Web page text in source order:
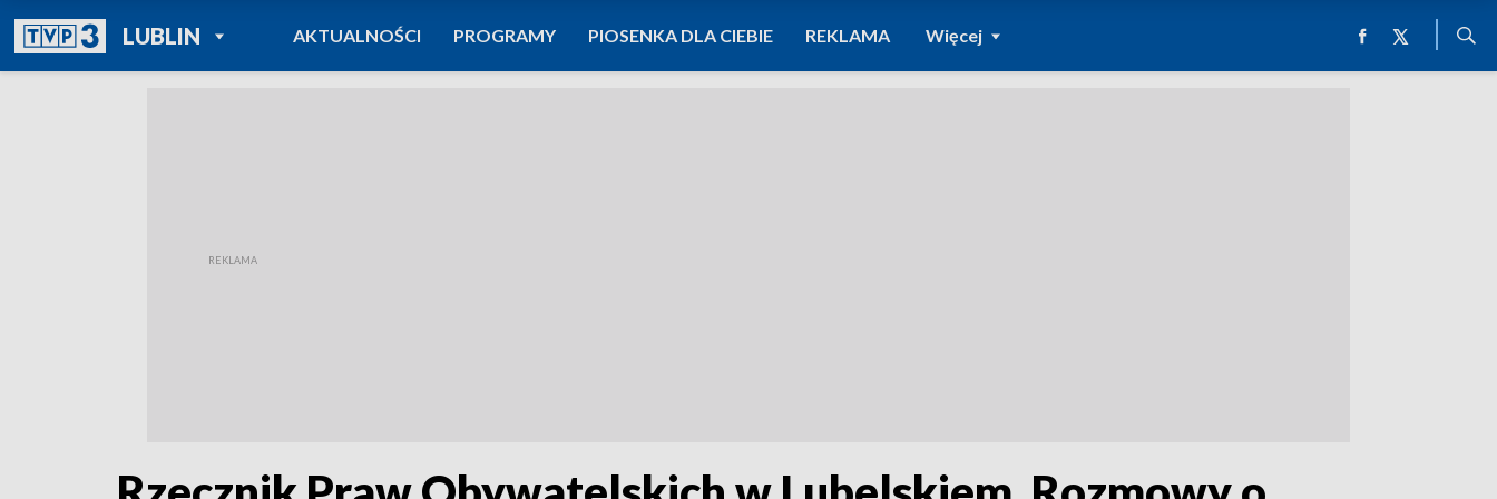
LUBLINPOWRÓT DO
TVP REGIONY
AKTUALNOŚCI PROGRAMY PIOSENKA DLA CIEBIE REKLAMA Więcej